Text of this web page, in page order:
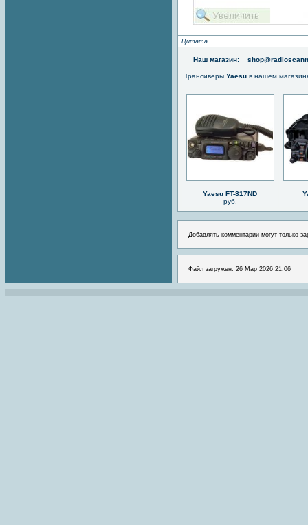
Цитата
Наш магазин:
Трансиверы Yaesu в нашем
Yaesu FT-817ND
руб.
Добавлять комментарии могут только
Файл загружен: 26 Мар 2026 21:06